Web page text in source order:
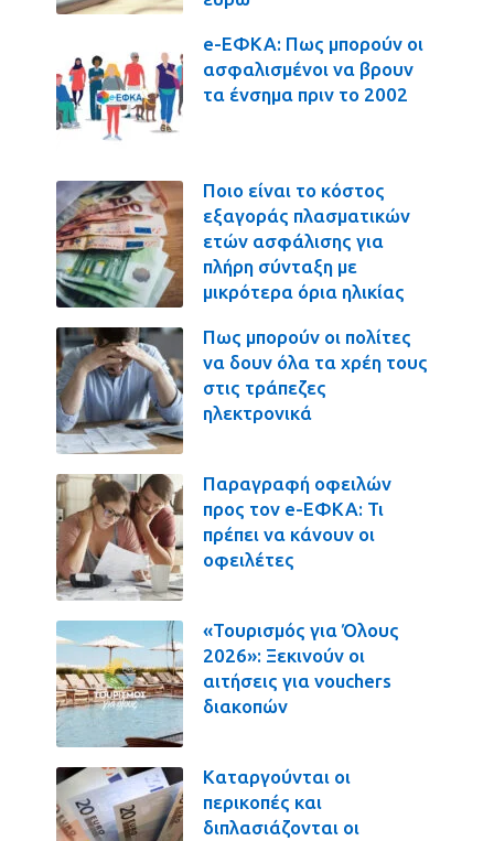
e-ΕΦΚΑ: Πως μπορούν οι
ασφαλισμένοι να βρουν
τα ένσημα πριν το 2002
Ποιο είναι το κόστος
εξαγοράς πλασματικών
ετών ασφάλισης για
πλήρη σύνταξη με
μικρότερα όρια ηλικίας
Πως μπορούν οι πολίτες
να δουν όλα τα χρέη τους
στις τράπεζες
ηλεκτρονικά
Παραγραφή οφειλών
προς τον e-ΕΦΚΑ: Τι
πρέπει να κάνουν οι
οφειλέτες
«Τουρισμός για Όλους
2026»: Ξεκινούν οι
αιτήσεις για vouchers
διακοπών
Καταργούνται οι
περικοπές και
διπλασιάζονται οι